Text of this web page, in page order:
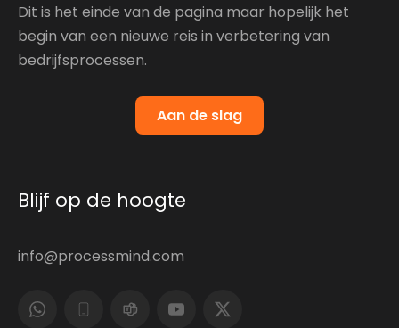
Dit is het einde van de pagina maar hopelijk het
begin van een nieuwe reis in verbetering van
bedrijfsprocessen.
Aan de slag
Blijf op de hoogte
info@processmind.com